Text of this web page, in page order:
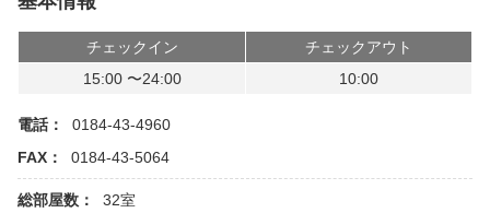
チェックイン
チェックアウト
15:00 〜24:00
10:00
電話：
0184-43-4960
FAX：
0184-43-5064
総部屋数： 32室